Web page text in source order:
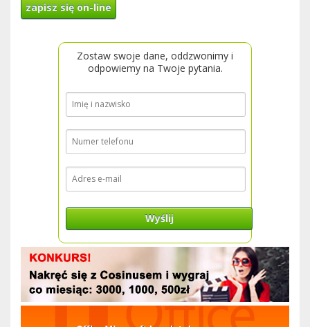
zapisz się on-line
Zostaw swoje dane, oddzwonimy i
odpowiemy na Twoje pytania.
Wyślij